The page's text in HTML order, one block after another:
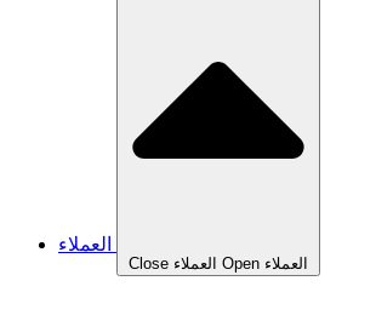
Close العملاء Open العملاء